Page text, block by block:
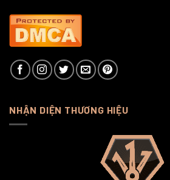
NHẬN DIỆN THƯƠNG HIỆU